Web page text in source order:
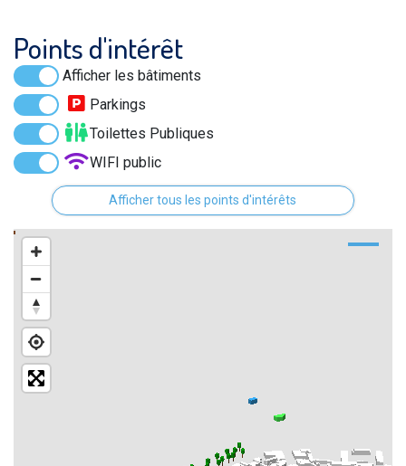
Points d'intérêt
Afficher les bâtiments
Parkings
Toilettes Publiques
WIFI public
Distributeurs de billet
Monuments
Afficher tous les points d'intérêts